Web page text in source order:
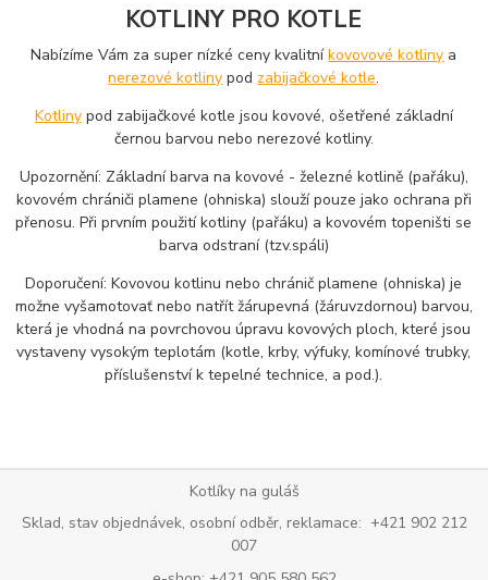
KOTLINY PRO KOTLE
Nabízíme Vám za super nízké ceny kvalitníkovovové kotliny a
nerezové kotliny pod zabijačkové kotle.
Kotlinypod zabijačkové kotle jsou kovové, ošetřené základní
černou barvou nebo nerezové kotliny.
Upozornění: Základní barva na kovové - železné kotlině (pařáku),
kovovém chrániči plamene (ohniska) slouží pouze jako ochrana při
přenosu. Při prvním použití kotliny (pařáku) a kovovém topeništi se
barva odstraní (tzv.spáli)
Doporučení: Kovovou kotlinu nebo chránič plamene (ohniska) je
možne vyšamotovať nebo natřít žárupevná (žáruvzdornou) barvou,
která je vhodná na povrchovou úpravu kovových ploch, které jsou
vystaveny vysokým teplotám (kotle, krby, výfuky, komínové trubky,
příslušenství k tepelné technice, a pod.).
Kotlíky na guláš
Sklad, stav objednávek, osobní odběr, reklamace: +421 902 212
007